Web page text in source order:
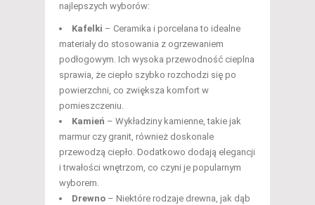
najlepszych wyborów:
Kafelki – Ceramika i porcelana to idealne
materiały do stosowania z ogrzewaniem
podłogowym. Ich wysoka przewodność cieplna
sprawia, że ciepło szybko rozchodzi się po
powierzchni, co zwiększa komfort w
pomieszczeniu.
Kamień – Wykładziny kamienne, takie jak
marmur czy granit, również doskonale
przewodzą ciepło. Dodatkowo dodają elegancji
i trwałości wnętrzom, co czyni je popularnym
wyborem.
Drewno – Niektóre rodzaje drewna, jak dąb